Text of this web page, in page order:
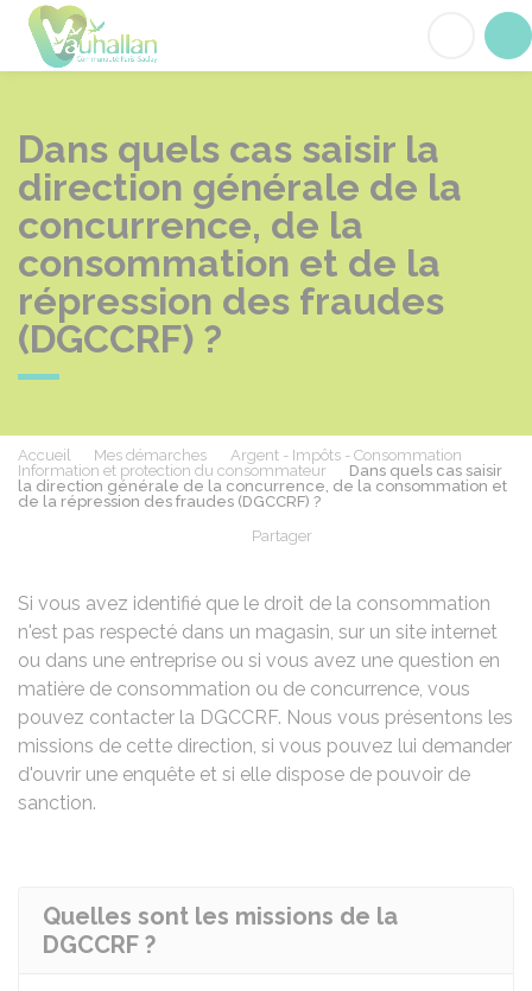
Dans quels cas saisir la
direction générale de la
concurrence, de la
consommation et de la
répression des fraudes
(DGCCRF) ?
Accueil Mes démarches
Argent - Impôts - Consommation
Information et protection du consommateur
Dans quels cas saisir
la direction générale de la concurrence, de la consommation et
de la répression des fraudes (DGCCRF) ?
Partager
Si vous avez identifié que le droit de la consommation
n'est pas respecté dans un magasin, sur un site internet
ou dans une entreprise ou si vous avez une question en
matière de consommation ou de concurrence, vous
pouvez contacter la DGCCRF. Nous vous présentons les
missions de cette direction, si vous pouvez lui demander
d'ouvrir une enquête et si elle dispose de pouvoir de
sanction.
Quelles sont les missions de la
DGCCRF ?